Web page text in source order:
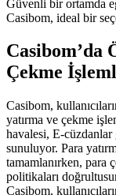
Güvenli bir ortamda
Casibom, ideal bir
Casibom’da
Çekme
Casibom,
yatırma ve çekme
havalesi, E-cüzdanlar
sunuluyor. Para
tamamlanırken, para
politikaları
Casibom,